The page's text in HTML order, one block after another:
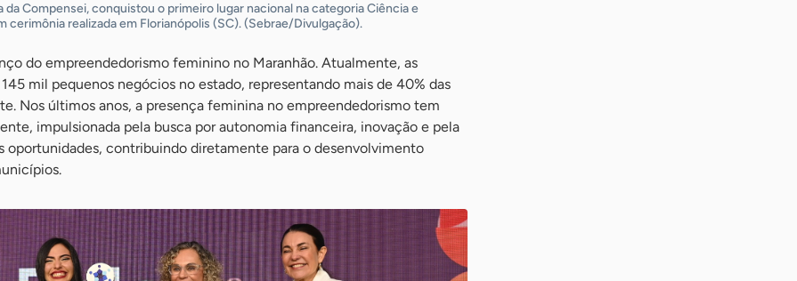
da Compensei, conquistou o primeiro lugar nacional na categoria Ciência e
cerimônia realizada em Florianópolis (SC). (Sebrae/Divulgação).
do empreendedorismo feminino no Maranhão. Atualmente, as
mil pequenos negócios no estado, representando mais de 40% das
Nos últimos anos, a presença feminina no empreendedorismo tem
impulsionada pela busca por autonomia financeira, inovação e pela
oportunidades, contribuindo diretamente para o desenvolvimento